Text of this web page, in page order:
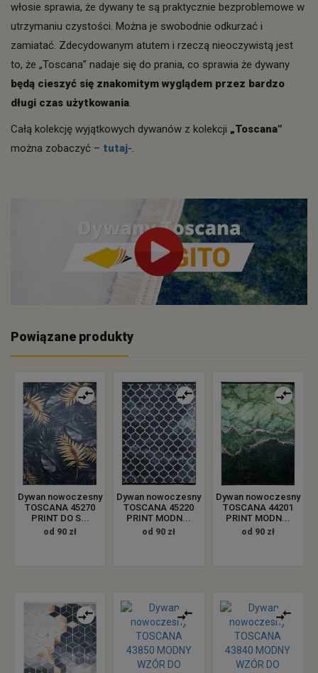
włosie sprawia, że dywany te są praktycznie bezproblemowe w
utrzymaniu czystości. Można je swobodnie odkurzać i
zamiatać. Zdecydowanym atutem i rzeczą nieoczywistą jest
to, że „Toscana” nadaje się do prania, co sprawia że dywany
będą cieszyć się znakomitym wyglądem przez bardzo
długi czas użytkowania.
Całą kolekcję wyjątkowych dywanów z kolekcji „Toscana”
można zobaczyć – tutaj-.
Powiązane produkty
Dywan nowoczesny
TOSCANA 45270
PRINT DO S...
od 90 zł
Dywan nowoczesny
TOSCANA 45220
PRINT MODN...
od 90 zł
Dywan nowoczesny
TOSCANA 44201
PRINT MODN...
od 90 zł